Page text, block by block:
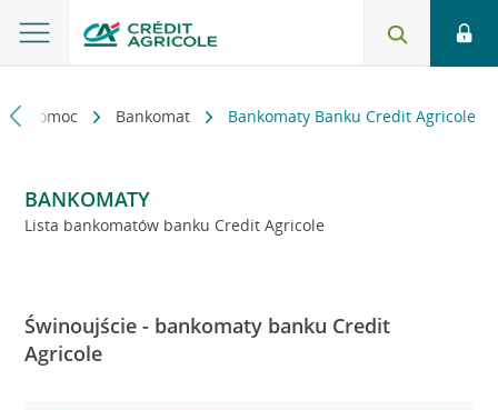
i pomoc Bankomat Bankomaty Banku Credit Agricole
BANKOMATY
Lista bankomatów banku Credit Agricole
Świnoujście - bankomaty banku Credit
Agricole